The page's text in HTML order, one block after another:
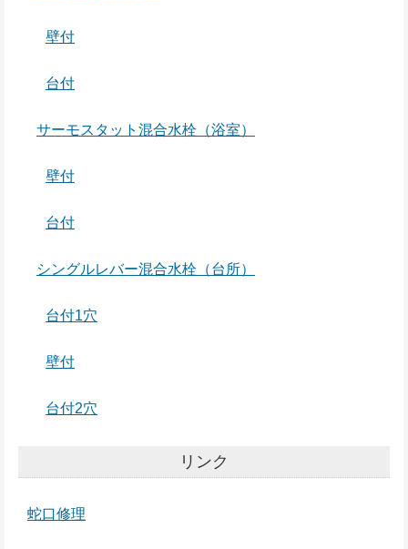
壁付
台付
サーモスタット混合水栓（浴室）
壁付
台付
シングルレバー混合水栓（台所）
台付1穴
壁付
台付2穴
リンク
蛇口修理